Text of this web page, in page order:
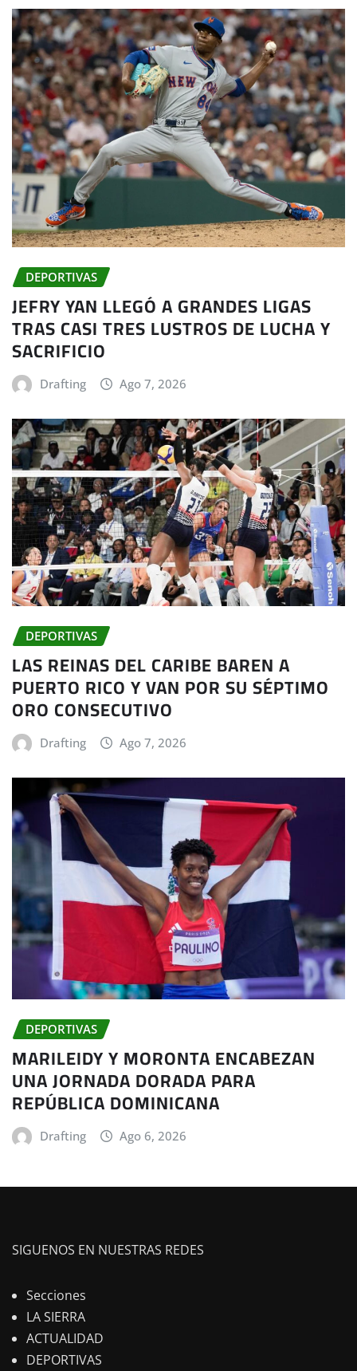
DEPORTIVAS
JEFRY YAN LLEGÓ A GRANDES LIGAS
TRAS CASI TRES LUSTROS DE LUCHA Y
SACRIFICIO
Drafting Ago 7, 2026
DEPORTIVAS
LAS REINAS DEL CARIBE BAREN A
PUERTO RICO Y VAN POR SU SÉPTIMO
ORO CONSECUTIVO
Drafting Ago 7, 2026
DEPORTIVAS
MARILEIDY Y MORONTA ENCABEZAN
UNA JORNADA DORADA PARA
REPÚBLICA DOMINICANA
Drafting Ago 6, 2026
SIGUENOS EN NUESTRAS REDES
Secciones
LA SIERRA
ACTUALIDAD
DEPORTIVAS